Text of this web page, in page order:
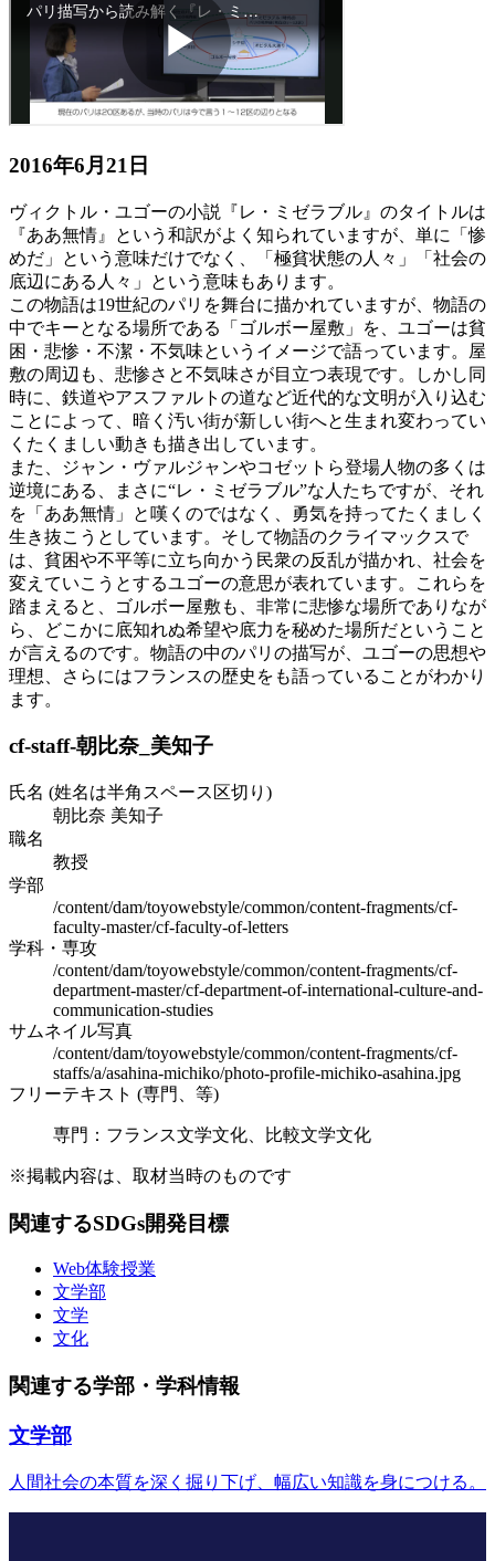
2016年6月21日
ヴィクトル・ユゴーの小説『レ・ミゼラブル』のタイトルは
『ああ無情』という和訳がよく知られていますが、単に「惨
めだ」という意味だけでなく、「極貧状態の人々」「社会の
底辺にある人々」という意味もあります。
この物語は19世紀のパリを舞台に描かれていますが、物語の
中でキーとなる場所である「ゴルボー屋敷」を、ユゴーは貧
困・悲惨・不潔・不気味というイメージで語っています。屋
敷の周辺も、悲惨さと不気味さが目立つ表現です。しかし同
時に、鉄道やアスファルトの道など近代的な文明が入り込む
ことによって、暗く汚い街が新しい街へと生まれ変わってい
くたくましい動きも描き出しています。
また、ジャン・ヴァルジャンやコゼットら登場人物の多くは
逆境にある、まさに“レ・ミゼラブル”な人たちですが、それ
を「ああ無情」と嘆くのではなく、勇気を持ってたくましく
生き抜こうとしています。そして物語のクライマックスで
は、貧困や不平等に立ち向かう民衆の反乱が描かれ、社会を
変えていこうとするユゴーの意思が表れています。これらを
踏まえると、ゴルボー屋敷も、非常に悲惨な場所でありなが
ら、どこかに底知れぬ希望や底力を秘めた場所だということ
が言えるのです。物語の中のパリの描写が、ユゴーの思想や
理想、さらにはフランスの歴史をも語っていることがわかり
ます。
cf-staff-朝比奈_美知子
氏名 (姓名は半角スペース区切り)
朝比奈 美知子
職名
教授
学部
/content/dam/toyowebstyle/common/content-fragments/cf-
faculty-master/cf-faculty-of-letters
学科・専攻
/content/dam/toyowebstyle/common/content-fragments/cf-
department-master/cf-department-of-international-culture-and-
communication-studies
サムネイル写真
/content/dam/toyowebstyle/common/content-fragments/cf-
staffs/a/asahina-michiko/photo-profile-michiko-asahina.jpg
フリーテキスト (専門、等)
専門：フランス文学文化、比較文学文化
※掲載内容は、取材当時のものです
関連するSDGs開発目標
Web体験授業
文学部
文学
文化
関連する学部・学科情報
文学部
人間社会の本質を深く掘り下げ、幅広い知識を身につける。